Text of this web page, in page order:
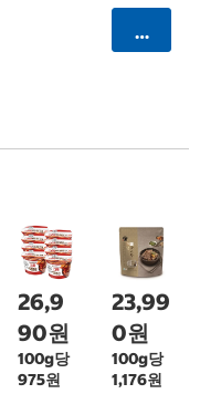
카트에
26,9
90원
100g당
975원
23,99
0원
100g당
1,176원